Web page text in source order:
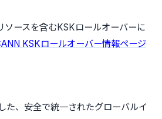
ソースを含むKSKロールオーバーに
KSKロールオーバー情報ページ
た、安全で統一されたグローバルイ